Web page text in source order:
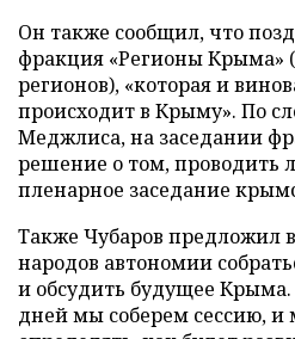
Он также сообщил, что
фракция «Регионы Крыма»
регионов), «которая и
происходит в Крыму». По
Меджлиса, на заседании
решение о том, проводить
пленарное заседание
Также Чубаров предложил
народов автономии
и обсудить будущее Крыма.
дней мы соберем сессию, и